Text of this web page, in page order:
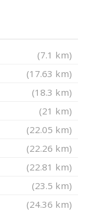
(7.1 km)
(17.63 km)
(18.3 km)
(21 km)
(22.05 km)
(22.26 km)
(22.81 km)
(23.5 km)
(24.36 km)